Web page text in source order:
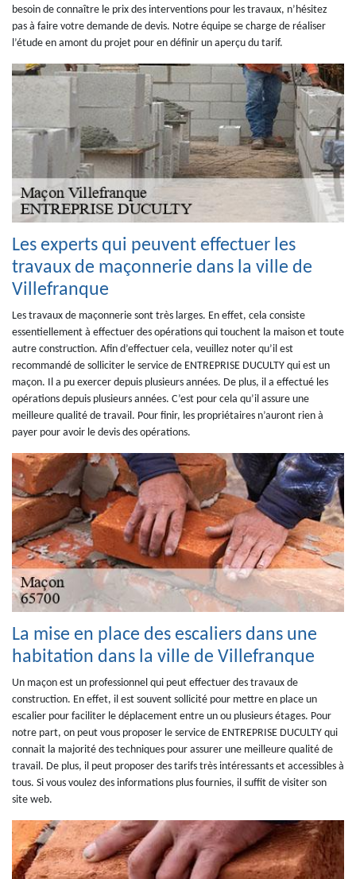
besoin de connaître le prix des interventions pour les travaux, n’hésitez
pas à faire votre demande de devis. Notre équipe se charge de réaliser
l’étude en amont du projet pour en définir un aperçu du tarif.
Les experts qui peuvent effectuer les
travaux de maçonnerie dans la ville de
Villefranque
Les travaux de maçonnerie sont très larges. En effet, cela consiste
essentiellement à effectuer des opérations qui touchent la maison et toute
autre construction. Afin d’effectuer cela, veuillez noter qu’il est
recommandé de solliciter le service de ENTREPRISE DUCULTY qui est un
maçon. Il a pu exercer depuis plusieurs années. De plus, il a effectué les
opérations depuis plusieurs années. C’est pour cela qu’il assure une
meilleure qualité de travail. Pour finir, les propriétaires n’auront rien à
payer pour avoir le devis des opérations.
La mise en place des escaliers dans une
habitation dans la ville de Villefranque
Un maçon est un professionnel qui peut effectuer des travaux de
construction. En effet, il est souvent sollicité pour mettre en place un
escalier pour faciliter le déplacement entre un ou plusieurs étages. Pour
notre part, on peut vous proposer le service de ENTREPRISE DUCULTY qui
connait la majorité des techniques pour assurer une meilleure qualité de
travail. De plus, il peut proposer des tarifs très intéressants et accessibles à
tous. Si vous voulez des informations plus fournies, il suffit de visiter son
site web.